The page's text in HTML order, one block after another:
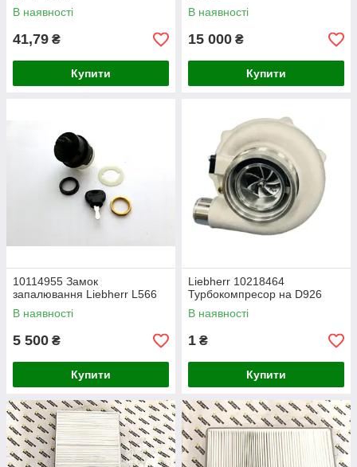
В наявності
41,79 ₴
Купити
В наявності
15 000 ₴
Купити
10114955 Замок
запалювання Liebherr L566
В наявності
5 500 ₴
Купити
Liebherr 10218464
Турбокомпресор на D926
В наявності
1 ₴
Купити